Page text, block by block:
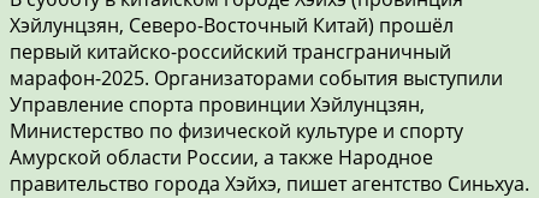
Хэйлунцзян, Северо-Восточный Китай) прошёл
первый китайско-российский трансграничный
марафон-2025. Организаторами события выступили
Управление спорта провинции Хэйлунцзян,
Министерство по физической культуре и спорту
Амурской области России, а также Народное
правительство города Хэйхэ, пишет агентство Синьхуа.